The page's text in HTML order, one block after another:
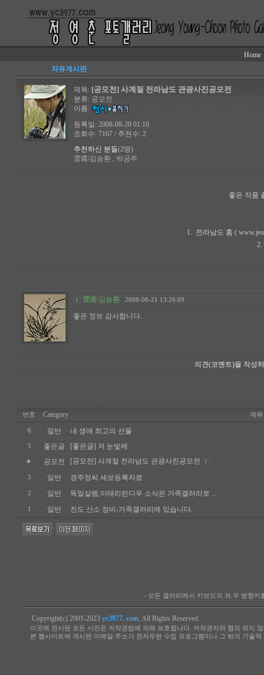
Home
자유게시판
제목: [공모전] 사계절 전라남도 관광사진공모전
분류: 공모전
이름:
등록일: 2008-08-20 01:10
조회수: 7167 / 추천수: 2
추천하신 분들(2명)
雲甫/김승환 , 박공주
좋은 작품
1. 전라남도 홈 (
1 雲甫/김승환 2008-08-21 13:26:09
좋은 정보 감사합니다.
의견(코멘트)을 작성
번호 Category 제목
6 일반 내 생애 최고의 선물
5 좋은글
[좋은글] 저 눈빛에
공모전
[공모전] 사계절 전라남도 관광사진공모전 1
3 일반 경주정씨 세보등록자료
2 일반 독일살렘,이태리린다우 소식은 가족갤러리로 ...
1 일반 진도 산소 정비-가족갤러리에 있습니다.
- 모든 갤러리에서 키보드의 좌,우 방향키
Copyright(c) 2001-2023 yc3977. com, All Rights Reserved.
이곳에 전시된 모든 사진은 저작권법에 의해 보호됩니다. 저작권자와 협의 되지
본 웹사이트에 게시된 이메일 주소가 전자우편 수집 프로그램이나 그 밖의 기술